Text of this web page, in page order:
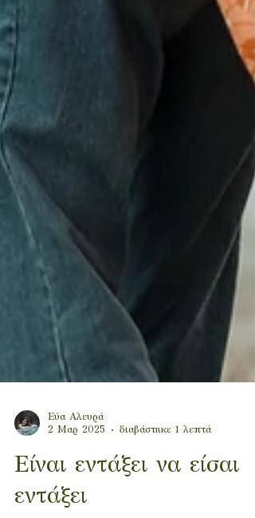
2 Μαρ 2025
διαβάστηκε 1 λεπτά
Είναι εντάξει να είσαι